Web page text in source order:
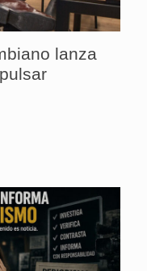
lanza